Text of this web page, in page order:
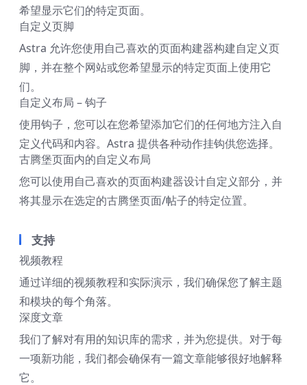
希望显示它们的特定页面。
自定义页脚
Astra 允许您使用自己喜欢的页面构建器构建自定义页
脚，并在整个网站或您希望显示的特定页面上使用它
们。
自定义布局 – 钩子
使用钩子，您可以在您希望添加它们的任何地方注入自
定义代码和内容。Astra 提供各种动作挂钩供您选择。
古腾堡页面内的自定义布局
您可以使用自己喜欢的页面构建器设计自定义部分，并
将其显示在选定的古腾堡页面/帖子的特定位置。
支持
视频教程
通过详细的视频教程和实际演示，我们确保您了解主题
和模块的每个角落。
深度文章
我们了解对有用的知识库的需求，并为您提供。对于每
一项新功能，我们都会确保有一篇文章能够很好地解释
它。